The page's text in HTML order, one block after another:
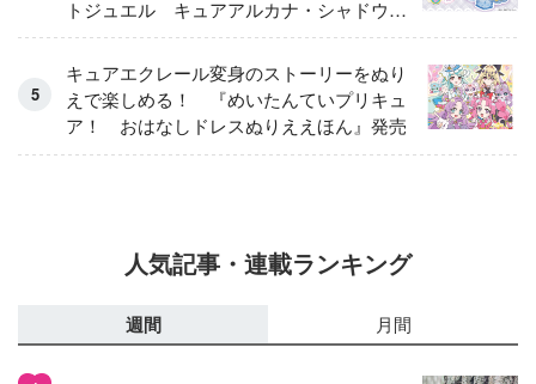
トジュエル キュアアルカナ・シャドウ
アイスver.」 キュアエクレールを大特
集！
キュアエクレール変身のストーリーをぬり
えで楽しめる！ 『めいたんていプリキュ
ア！ おはなしドレスぬりええほん』発売
人気記事・連載ランキング
週間 月間